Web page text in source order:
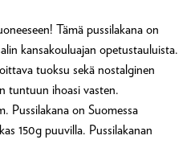
Tämä pussilakana on
kansakouluajan opetustauluista.
tuoksu sekä nostalginen
tuntuun ihoasi vasten.
Pussilakana on Suomessa
150g puuvilla. Pussilakanan